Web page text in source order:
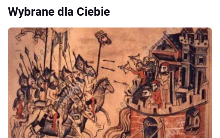
Wybrane dla Ciebie